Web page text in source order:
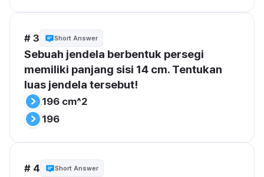
# 3 Short Answer
Sebuah jendela berbentuk persegi
memiliki panjang sisi 14 cm. Tentukan
luas jendela tersebut!
196 cm^2
196
# 4 Short Answer